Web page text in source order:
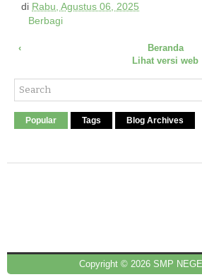
di Rabu, Agustus 06, 2025
Berbagi
‹
Beranda
Lihat versi web
Popular Tags Blog Archives
Copyright © 2026 SMP